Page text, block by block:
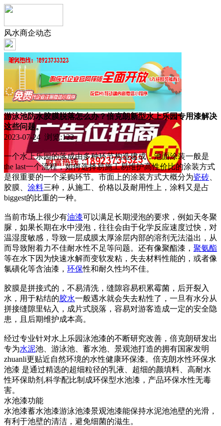
风水商企动态
游泳池防水胶膜脱落怎么办？倍克朗新型水上乐园专用漆解决
这些问题。
2023-07-24 浏览:122
一个水上乐园的落成由多种环节构造建成，池面涂装一般是
the last一个流程，如何选择易施工易维护高性价比的涂装方式
是很重要的一个采购环节。市面上的涂装方式大概分为瓷砖
胶膜、 涂料三种，从施工、价格以及耐用性上，涂料又是占
biggest的比重的一种。
当前市场上很少有油漆可以满足长期浸泡的要求，例如天冬聚
脲，如果长期在水中浸泡，往往会由于化学反应速度过快，对
温湿度敏感，导致一层成膜太厚涂层内部的溶剂无法溢出，从
而导致附着力不佳耐水性不足等问题。还有像聚酯漆， 聚氨酯
等在水下因为快速水解而变软发粘，失去材料性能的，或者像
氯磺化等含油漆， 环保性和耐久性均不佳。
胶膜是拼接式的，不易清洗，缝隙容易积累霉菌，后开裂入
水，用于粘结的胶水一般遇水就会失去粘性了，一旦有水分从
拼接缝隙里钻入，成片式脱落，容易对游客造成一定的安全隐
患，且后期维护成本高。
经过专业针对水上乐园泳池漆的不断研究改善，倍克朗研发出
专为水泥池、游泳池、蓄水池、景观池打造的拥有国家发明
zhuanli更贴近自然环境的水性健康环保漆。倍克朗水性环保水
池漆 是通过精选的超细粒径的乳液、超细的颜填料、高耐水
性环保助剂,科学配比制成环保型水池漆，产品环保水性无毒
害。
水池漆功能
水池漆蓄水池漆游泳池漆景观池漆能保持水泥池池壁的光滑，
有利于池壁的清洁，避免细菌的滋生。